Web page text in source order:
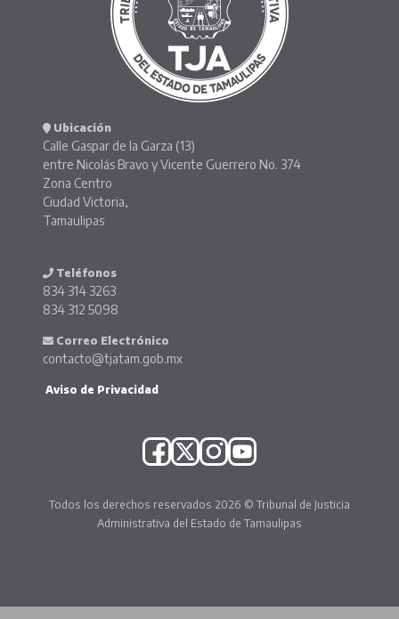
Ubicación
Calle Gaspar de la Garza (13)
entre Nicolás Bravo y Vicente Guerrero No. 374
Zona Centro
Ciudad Victoria,
Tamaulipas
Teléfonos
834 314 3263
834 312 5098
Correo Electrónico
contacto@tjatam.gob.mx
Aviso de Privacidad
Todos los derechos reservados 2026 © Tribunal de Justicia
Administrativa del Estado de Tamaulipas